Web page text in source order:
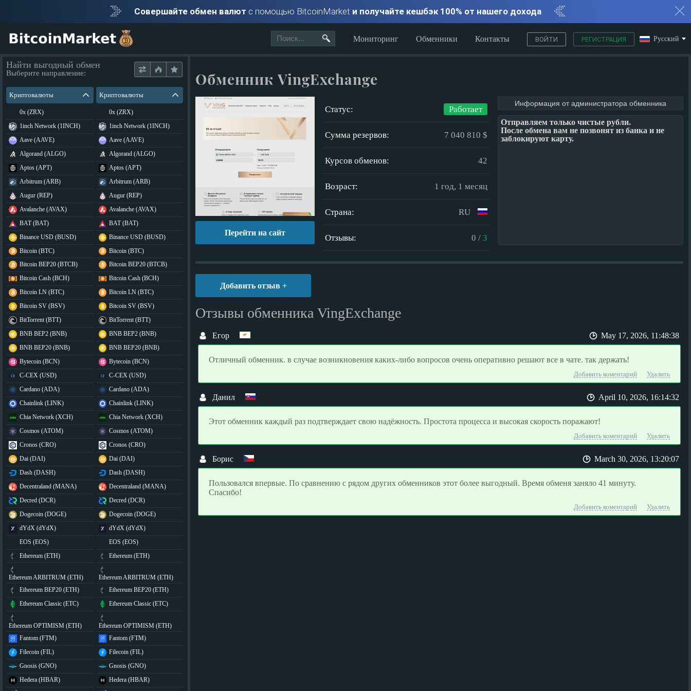
Совершайте обмен валют с помощью BitcoinMarket и получайте кешбэк 100% от нашего дохода
Русский
Мониторинг Обменники Контакты ВОЙТИ РЕГИСТРАЦИЯ
Найти выгодный обмен
Выберите направление:
Криптовалюты
0x (ZRX)
1inch Network (1INCH)
Aave (AAVE)
Algorand (ALGO)
Aptos (APT)
Arbitrum (ARB)
Augur (REP)
Avalanche (AVAX)
BAT (BAT)
Binance USD (BUSD)
Bitcoin (BTC)
Bitcoin BEP20 (BTCB)
Bitcoin Cash (BCH)
Bitcoin LN (BTC)
Bitcoin SV (BSV)
BitTorrent (BTT)
BNB BEP2 (BNB)
BNB BEP20 (BNB)
Bytecoin (BCN)
C-CEX (USD)
Cardano (ADA)
Chainlink (LINK)
Chia Network (XCH)
Cosmos (ATOM)
Cronos (CRO)
Dai (DAI)
Dash (DASH)
Decentraland (MANA)
Decred (DCR)
Dogecoin (DOGE)
dYdX (dYdX)
EOS (EOS)
Ethereum (ETH)
Ethereum ARBITRUM (ETH)
Ethereum BEP20 (ETH)
Ethereum Classic (ETC)
Ethereum OPTIMISM (ETH)
Fantom (FTM)
Filecoin (FIL)
Gnosis (GNO)
Hedera (HBAR)
Криптовалюты
0x (ZRX)
1inch Network (1INCH)
Aave (AAVE)
Algorand (ALGO)
Aptos (APT)
Arbitrum (ARB)
Augur (REP)
Avalanche (AVAX)
BAT (BAT)
Binance USD (BUSD)
Bitcoin (BTC)
Bitcoin BEP20 (BTCB)
Bitcoin Cash (BCH)
Bitcoin LN (BTC)
Bitcoin SV (BSV)
BitTorrent (BTT)
BNB BEP2 (BNB)
BNB BEP20 (BNB)
Bytecoin (BCN)
C-CEX (USD)
Cardano (ADA)
Chainlink (LINK)
Chia Network (XCH)
Cosmos (ATOM)
Cronos (CRO)
Dai (DAI)
Dash (DASH)
Decentraland (MANA)
Decred (DCR)
Dogecoin (DOGE)
dYdX (dYdX)
EOS (EOS)
Ethereum (ETH)
Ethereum ARBITRUM (ETH)
Ethereum BEP20 (ETH)
Ethereum Classic (ETC)
Ethereum OPTIMISM (ETH)
Fantom (FTM)
Filecoin (FIL)
Gnosis (GNO)
Hedera (HBAR)
Обменник VingExchange
Перейти на сайт
Статус: Работает
Сумма резервов: 7 040 810 $
Курсов обменов: 42
Возраст: 1 год, 1 месяц
Страна: RU
Отзывы: 0 / 3
Информация от администратора обменника
Отправляем только чистые рубли.
После обмена вам не позвонят из банка и не
заблокируют карту.
Добавить отзыв +
Отзывы обменника VingExchange
Егор May 17, 2026, 11:48:38
Отличный обменник. в случае возникновения каких-либо вопросов очень оперативно решают все в чате. так держать!
Добавить коментарий Удалить
Данил April 10, 2026, 16:14:32
Этот обменник каждый раз подтверждает свою надёжность. Простота процесса и высокая скорость поражают!
Добавить коментарий Удалить
Борис March 30, 2026, 13:20:07
Пользовался впервые. По сравнению с рядом других обменников этот более выгодный. Время обменя заняло 41 минуту.
Спасибо!
Добавить коментарий Удалить